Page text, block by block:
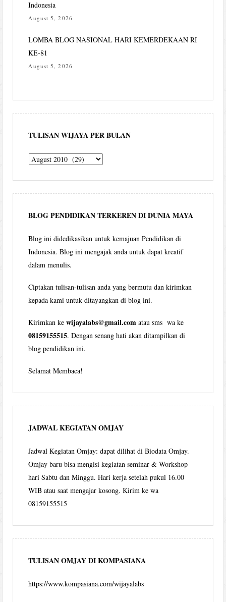
Indonesia
August 5, 2026
LOMBA BLOG NASIONAL HARI KEMERDEKAAN RI
KE-81
August 5, 2026
TULISAN WIJAYA PER BULAN
Tulisan
per
bulan
BLOG PENDIDIKAN TERKEREN DI DUNIA MAYA
Blog ini didedikasikan untuk kemajuan Pendidikan di
Indonesia. Blog ini mengajak anda untuk dapat kreatif
dalam menulis.
Ciptakan tulisan-tulisan anda yang bermutu dan kirimkan
kepada kami untuk ditayangkan di blog ini.
Kirimkan kewijayalabs@gmail.com atau sms wa ke
08159155515. Dengan senang hati akan ditampilkan di
blog pendidikan ini.
Selamat Membaca!
JADWAL KEGIATAN OMJAY
Jadwal Kegiatan Omjay: dapat dilihat di Biodata Omjay.
Omjay baru bisa mengisi kegiatan seminar & Workshop
hari Sabtu dan Minggu. Hari kerja setelah pukul 16.00
WIB atau saat mengajar kosong. Kirim ke wa
08159155515
TULISAN OMJAY DI KOMPASIANA
https://www.kompasiana.com/wijayalabs